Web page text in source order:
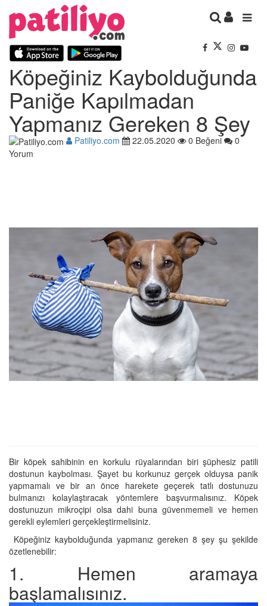
Köpeğiniz Kaybolduğunda
Paniğe Kapılmadan
Yapmanız Gereken 8 Şey
Patiliyo.com 22.05.2020 0 Beğeni
0
Yorum
Bir köpek sahibinin en korkulu rüyalarından biri şüphesiz patili
dostunun kaybolması. Şayet bu korkunuz gerçek olduysa panik
yapmamalı ve bir an önce harekete geçerek tatlı dostunuzu
bulmanızı kolaylaştıracak yöntemlere başvurmalısınız. Köpek
dostunuzun mikroçipi olsa dahi buna güvenmemeli ve hemen
gerekli eylemleri gerçekleştirmelisiniz.
Köpeğiniz kaybolduğunda yapmanız gereken 8 şey şu şekilde
özetlenebilir:
1. Hemen aramaya
başlamalısınız.